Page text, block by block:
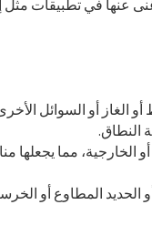
عنها في تطبيقات مثل
الغاز أو السوائل
النطاق.
مما يجعلها
الحديد المطاوع أو